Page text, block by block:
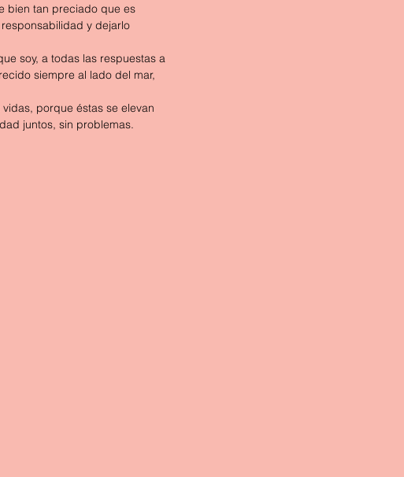
bien tan preciado que es
y dejarlo
soy, a todas las respuestas a
siempre al lado del mar,
porque éstas se elevan
juntos, sin problemas.